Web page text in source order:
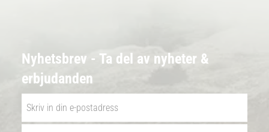
Nyhetsbrev - Ta del av nyheter &
erbjudanden